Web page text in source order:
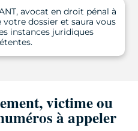
avocat en droit pénal à
votre dossier et saura vous
instances juridiques
victime ou
à appeler